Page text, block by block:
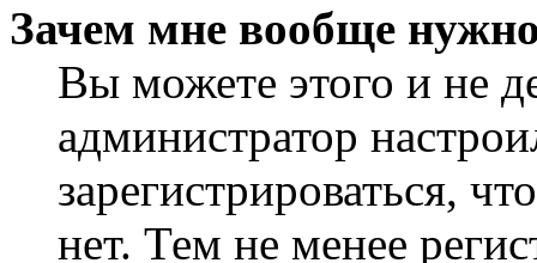
Зачем мне вообще
Вы можете этого и не
администратор
зарегистрироваться,
нет. Тем не менее